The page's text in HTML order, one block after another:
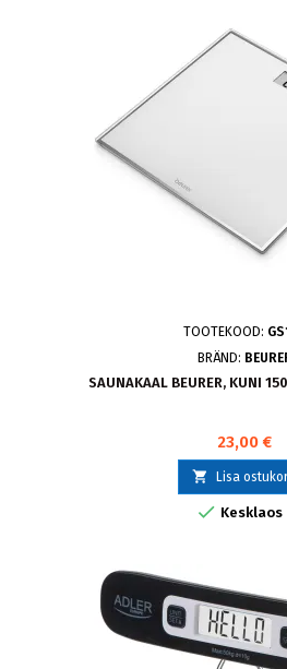
TOOTEKOOD:
BRÄND:
SAUNAKAAL BEURER, KUNI
23,00 €
 Lisa
 Kesklaos